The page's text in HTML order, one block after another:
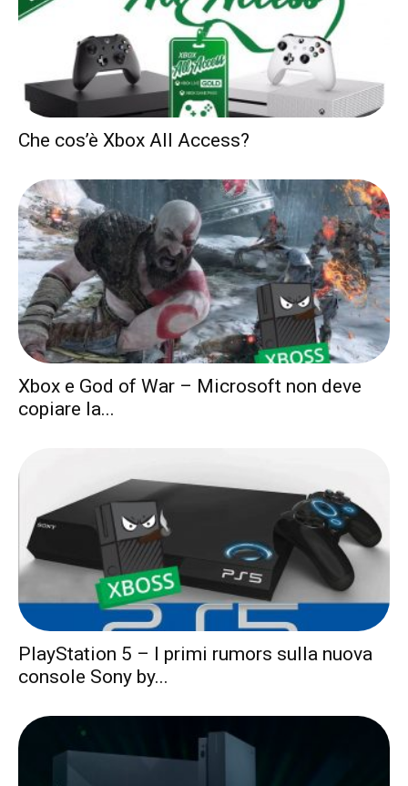
Che cos’è Xbox All Access?
Xbox e God of War – Microsoft non deve
copiare la...
PlayStation 5 – I primi rumors sulla nuova
console Sony by...